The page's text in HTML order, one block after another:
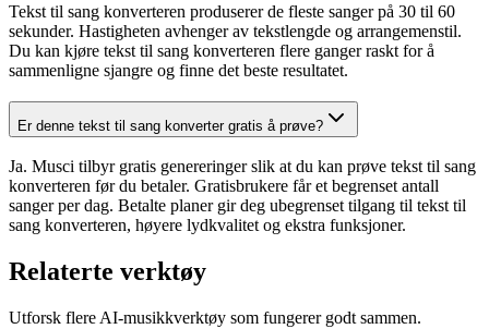
Tekst til sang konverteren produserer de fleste sanger på 30 til 60
sekunder. Hastigheten avhenger av tekstlengde og arrangemenstil.
Du kan kjøre tekst til sang konverteren flere ganger raskt for å
sammenligne sjangre og finne det beste resultatet.
Er denne tekst til sang konverter gratis å prøve?
Ja. Musci tilbyr gratis genereringer slik at du kan prøve tekst til sang
konverteren før du betaler. Gratisbrukere får et begrenset antall
sanger per dag. Betalte planer gir deg ubegrenset tilgang til tekst til
sang konverteren, høyere lydkvalitet og ekstra funksjoner.
Relaterte verktøy
Utforsk flere AI-musikkverktøy som fungerer godt sammen.